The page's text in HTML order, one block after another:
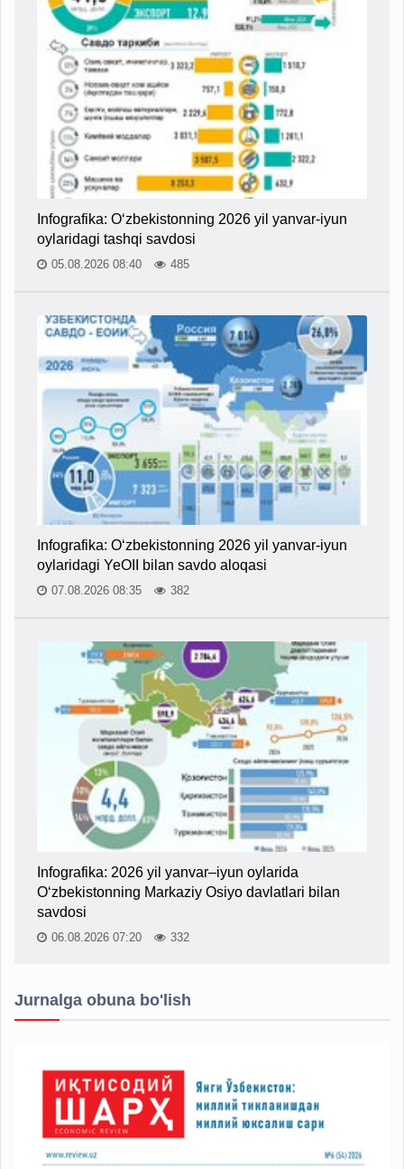
Infografika: O‘zbekistonning 2026 yil yanvar-iyun
oylaridagi tashqi savdosi
05.08.2026 08:40 485
Infografika: O‘zbekistonning 2026 yil yanvar-iyun
oylaridagi YeOII bilan savdo aloqasi
07.08.2026 08:35 382
Infografika: 2026 yil yanvar–iyun oylarida
O‘zbekistonning Markaziy Osiyo davlatlari bilan
savdosi
06.08.2026 07:20 332
Jurnalga obuna bo'lish